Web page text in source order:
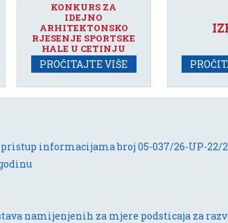
KONKURS ZA
IDEJNO
ARHITEKTONSKO
RJESENJE SPORTSKE
HALE U CETINJU
PROČITAJTE VIŠE
pristup informacijama broj 05-037/26-UP-22/2